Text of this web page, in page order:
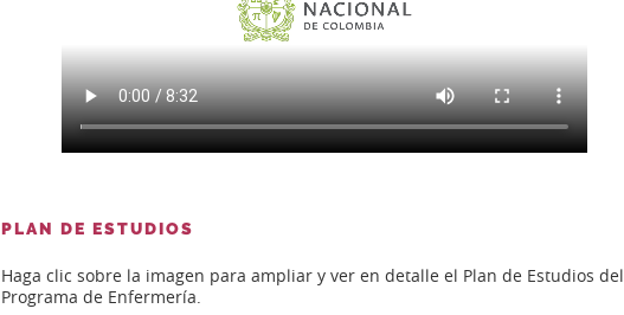
PLAN DE ESTUDIOS
Haga clic sobre la imagen para ampliar y ver en detalle el Plan de Estudios del
Programa de Enfermería.